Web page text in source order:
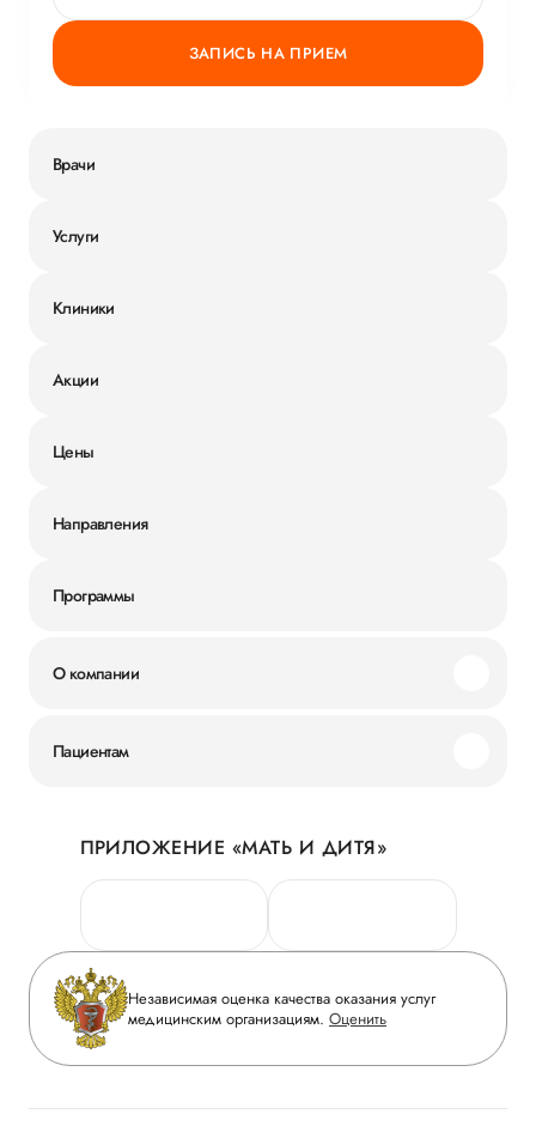
ЗАПИСЬ НА ПРИЕМ
Врачи
Услуги
Клиники
Акции
Цены
Направления
Программы
О компании
Новости
Руководство
Сотрудничество
Инвесторам
Журнал «Мать и дитя»
Вакансии
Медицинский туризм
Пациентам
Личный кабинет
Персональные данные
Горячая линия качества
Вопрос-ответ
Приложение пациента
Статьи
ПРИЛОЖЕНИЕ «МАТЬ И ДИТЯ»
Независимая оценка качества оказания услуг
медицинским организациям. Оценить